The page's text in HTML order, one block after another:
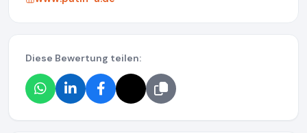
Diese Bewertung teilen: